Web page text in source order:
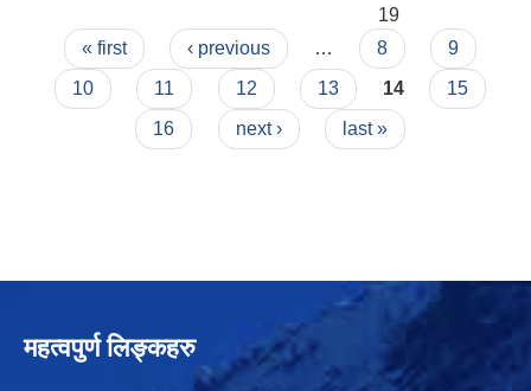
19
Pages
« first ‹ previous … 8
9
10
11 12 13 14
15
16
next › last »
महत्वपुर्ण लिङ्कहरु